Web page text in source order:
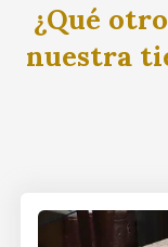
¿Qué
nuestra